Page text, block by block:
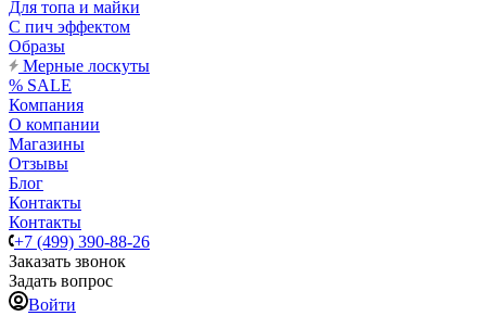
Для топа и майки
С пич эффектом
Образы
Мерные лоскуты
% SALE
Компания
О компании
Магазины
Отзывы
Блог
Контакты
Контакты
+7 (499) 390-88-26
Заказать звонок
Задать вопрос
Войти